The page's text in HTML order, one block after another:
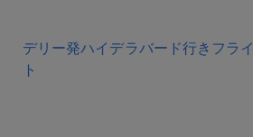
デリー発ハイデラバード行きフライ
ト